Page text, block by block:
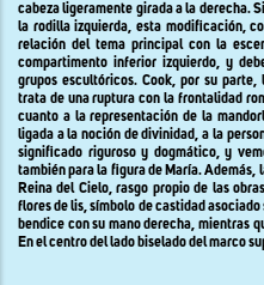
cabeza ligeramente girada a la derecha.
la rodilla izquierda, esta modificación,
relación del tema principal con la
compartimento inferior izquierdo, y
grupos escultóricos. Cook, por su
trata de una ruptura con la frontalidad
cuanto a la representación de la
ligada a la noción de divinidad, a la
significado riguroso y dogmático, y
también para la figura de María. Además,
Reina del Cielo, rasgo propio de las
flores de lis, símbolo de castidad asociado
bendice con su mano derecha, mientras
En el centro del lado biselado del marco